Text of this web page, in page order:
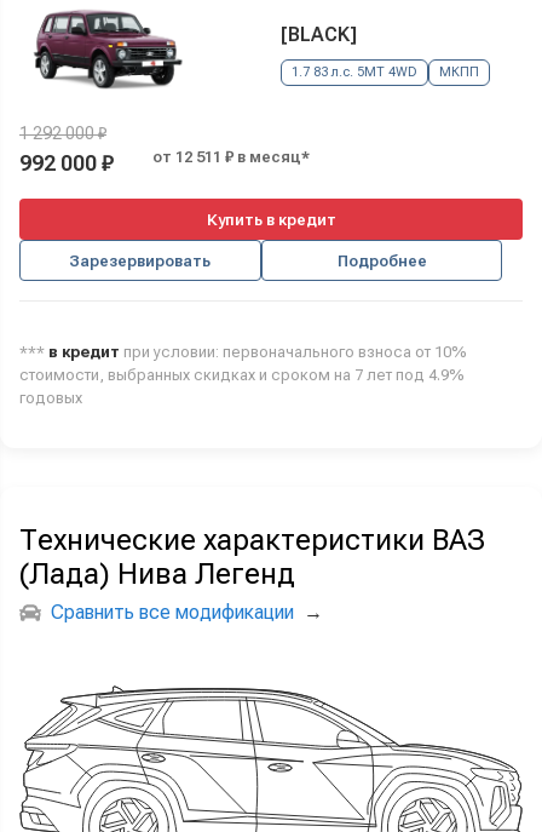
[BLACK]
1.7 83 л.с. 5MT 4WD МКПП
1 292 000 ₽
992 000 ₽ от 12 511 ₽ в месяц*
Купить в кредит
Зарезервировать Подробнее
*** в кредит при условии: первоначального взноса от 10%
стоимости, выбранных скидках и сроком на 7 лет под 4.9%
годовых
Технические характеристики ВАЗ
(Лада) Нива Легенд
Сравнить все модификации →